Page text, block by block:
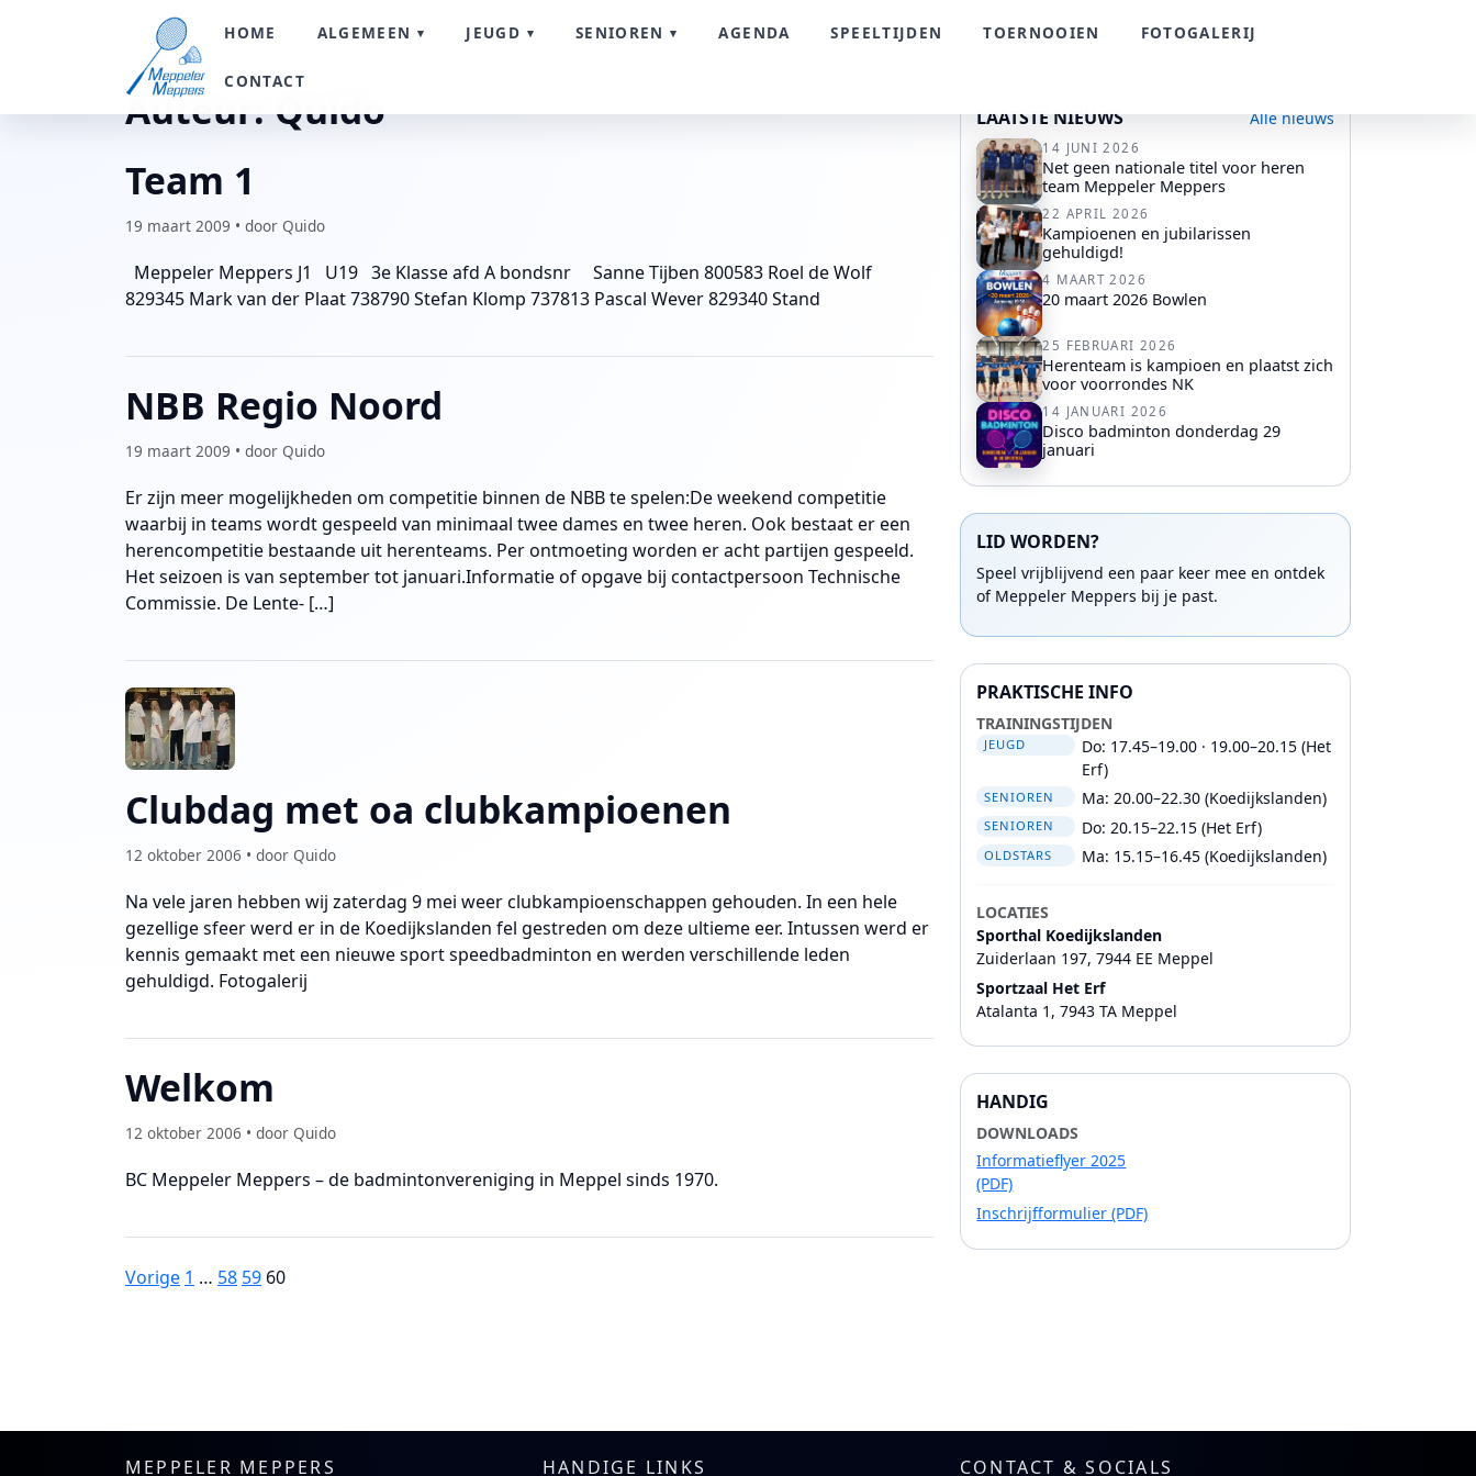
HOME ALGEMEEN JEUGD SENIOREN AGENDA SPEELTIJDEN TOERNOOIEN FOTOGALERIJ
CONTACT
Auteur:Quido
Team 1
19 maart 2009 • door Quido
Meppeler Meppers J1 U19 3e Klasse afd A bondsnr Sanne Tijben 800583 Roel de Wolf
829345 Mark van der Plaat 738790 Stefan Klomp 737813 Pascal Wever 829340 Stand
NBB Regio Noord
19 maart 2009 • door Quido
Er zijn meer mogelijkheden om competitie binnen de NBB te spelen:De weekend competitie
waarbij in teams wordt gespeeld van minimaal twee dames en twee heren. Ook bestaat er een
herencompetitie bestaande uit herenteams. Per ontmoeting worden er acht partijen gespeeld.
Het seizoen is van september tot januari.Informatie of opgave bij contactpersoon Technische
Commissie. De Lente- […]
Clubdag met oa clubkampioenen
12 oktober 2006 • door Quido
Na vele jaren hebben wij zaterdag 9 mei weer clubkampioenschappen gehouden. In een hele
gezellige sfeer werd er in de Koedijkslanden fel gestreden om deze ultieme eer. Intussen werd er
kennis gemaakt met een nieuwe sport speedbadminton en werden verschillende leden
gehuldigd. Fotogalerij
Welkom
12 oktober 2006 • door Quido
BC Meppeler Meppers – de badmintonvereniging in Meppel sinds 1970.
Berichten
Vorige 1 … 58 59 60
LAATSTE NIEUWS Alle nieuws
14 JUNI 2026
Net geen nationale titel voor heren
team Meppeler Meppers
22 APRIL 2026
Kampioenen en jubilarissen
gehuldigd!
4 MAART 2026
20 maart 2026 Bowlen
25 FEBRUARI 2026
Herenteam is kampioen en plaatst zich
voor voorrondes NK
14 JANUARI 2026
Disco badminton donderdag 29
januari
LID WORDEN?
Speel vrijblijvend een paar keer mee en ontdek
of Meppeler Meppers bij je past.
PRAKTISCHE INFO
TRAININGSTIJDEN
JEUGD
Do: 17.45–19.00 · 19.00–20.15 (Het
Erf)
SENIOREN Ma: 20.00–22.30 (Koedijkslanden)
SENIOREN Do: 20.15–22.15 (Het Erf)
OLDSTARS Ma: 15.15–16.45 (Koedijkslanden)
LOCATIES
Sporthal Koedijkslanden
Zuiderlaan 197, 7944 EE Meppel
Sportzaal Het Erf
Atalanta 1, 7943 TA Meppel
HANDIG
DOWNLOADS
Informatieflyer 2025
(PDF)
Inschrijfformulier (PDF)
MEPPELER MEPPERS HANDIGE LINKS CONTACT & SOCIALS